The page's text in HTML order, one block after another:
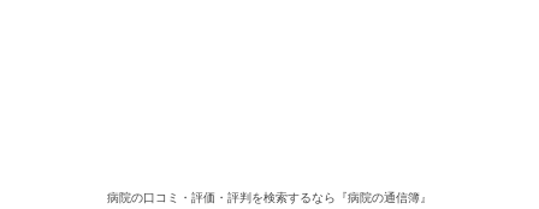
病院の口コミ・評価・評判を検索するなら『病院の通信簿』